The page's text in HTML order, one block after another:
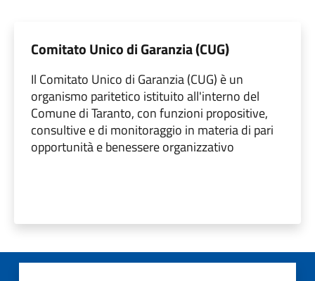
Comitato Unico di Garanzia (CUG)
Il Comitato Unico di Garanzia (CUG) è un
organismo paritetico istituito all'interno del
Comune di Taranto, con funzioni propositive,
consultive e di monitoraggio in materia di pari
opportunità e benessere organizzativo